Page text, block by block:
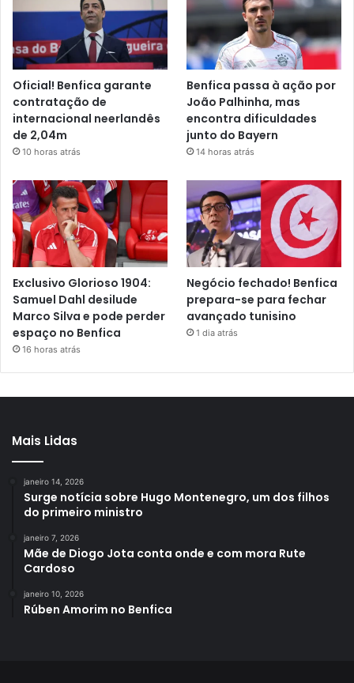
Oficial! Benfica garante
contratação de
internacional neerlandês
de 2,04m
10 horas atrás
Benfica passa à ação por
João Palhinha, mas
encontra dificuldades
junto do Bayern
14 horas atrás
Exclusivo Glorioso 1904:
Samuel Dahl desilude
Marco Silva e pode perder
espaço no Benfica
16 horas atrás
Negócio fechado! Benfica
prepara-se para fechar
avançado tunisino
1 dia atrás
Mais Lidas
janeiro 14, 2026
Surge notícia sobre Hugo Montenegro, um dos filhos
do primeiro ministro
janeiro 7, 2026
Mãe de Diogo Jota conta onde e com mora Rute
Cardoso
janeiro 10, 2026
Rúben Amorim no Benfica